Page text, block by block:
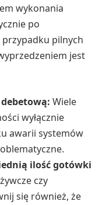
wykonania
po
pilnych
jest
Wiele
wyłącznie
awarii systemów
ilość gotówki
czy
się również, że